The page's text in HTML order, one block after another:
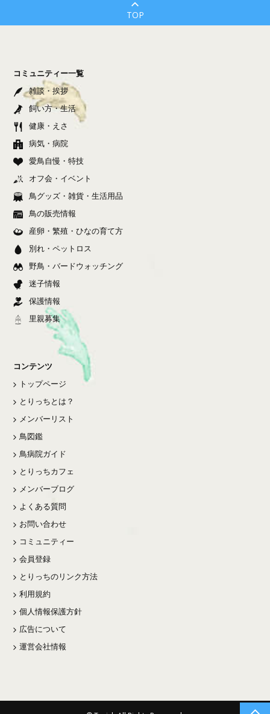
TOP
コミュニティー一覧
雑談・挨拶
飼い方・生活
健康・えさ
病気・病院
愛鳥自慢・特技
オフ会・イベント
鳥グッズ・雑貨・生活用品
鳥の販売情報
産卵・繁殖・ひなの育て方
別れ・ペットロス
野鳥・バードウォッチング
迷子情報
保護情報
里親募集
コンテンツ
トップページ
とりっちとは？
メンバーリスト
鳥図鑑
鳥病院ガイド
とりっちカフェ
メンバーブログ
よくある質問
お問い合わせ
コミュニティー
会員登録
とりっちのリンク方法
利用規約
個人情報保護方針
広告について
運営会社情報